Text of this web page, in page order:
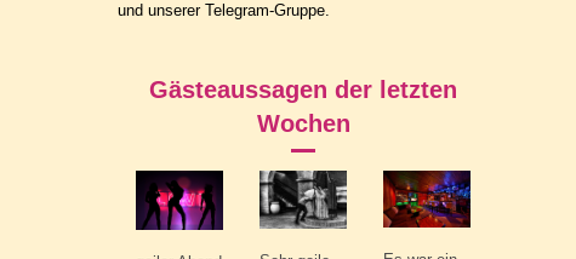
und unserer Telegram-Gruppe.
Gästeaussagen der letzten
Wochen